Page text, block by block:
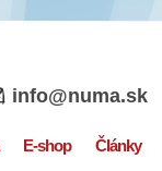
info@numa.sk
E-shop Články